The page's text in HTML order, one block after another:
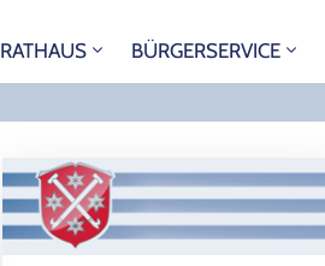
RATHAUS BÜRGERSERVICE